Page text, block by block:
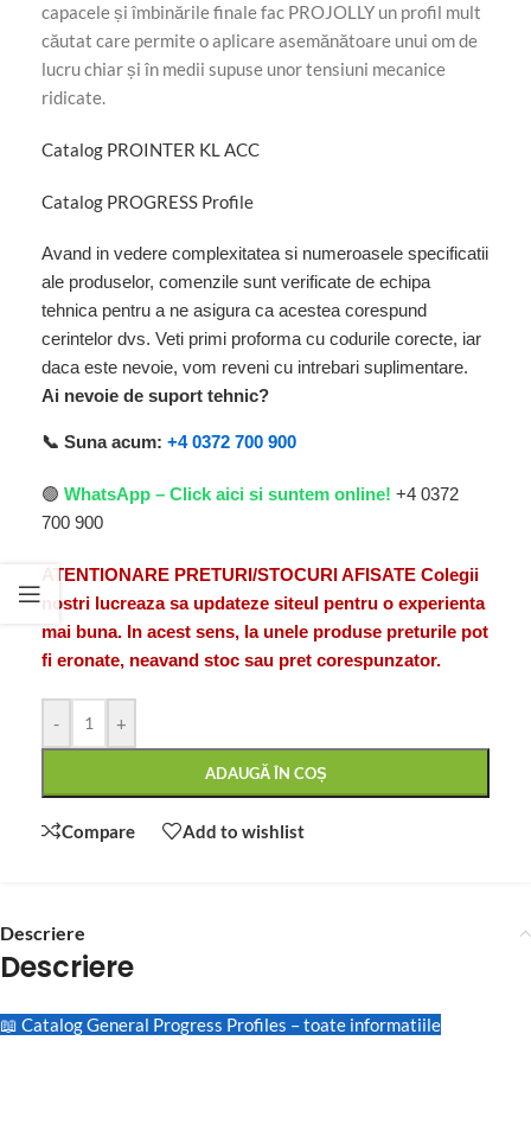
capacele și îmbinările finale fac PROJOLLY un profil mult
căutat care permite o aplicare asemănătoare unui om de
lucru chiar și în medii supuse unor tensiuni mecanice
ridicate.
Catalog PROINTER KL ACC
Catalog PROGRESS Profile
Avand in vedere complexitatea si numeroasele specificatii
ale produselor, comenzile sunt verificate de echipa
tehnica pentru a ne asigura ca acestea corespund
cerintelor dvs. Veti primi proforma cu codurile corecte, iar
daca este nevoie, vom reveni cu intrebari suplimentare.
Ai nevoie de suport tehnic?
📞 Suna acum: +4 0372 700 900
🟢 WhatsApp – Click aici si suntem online! +4 0372
700 900
ATENTIONARE PRETURI/STOCURI AFISATE Colegii
nostri lucreaza sa updateze siteul pentru o experienta
mai buna. In acest sens, la unele produse preturile pot
fi eronate, neavand stoc sau pret corespunzator.
- +
ADAUGĂ ÎN COȘ
Compare Add to wishlist
Descriere
Descriere
📖 Catalog General Progress Profiles – toate informatiile